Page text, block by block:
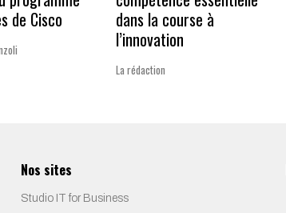
de Cisco
dans la course à
l’innovation
La rédaction
Nos sites
Studio IT for Business